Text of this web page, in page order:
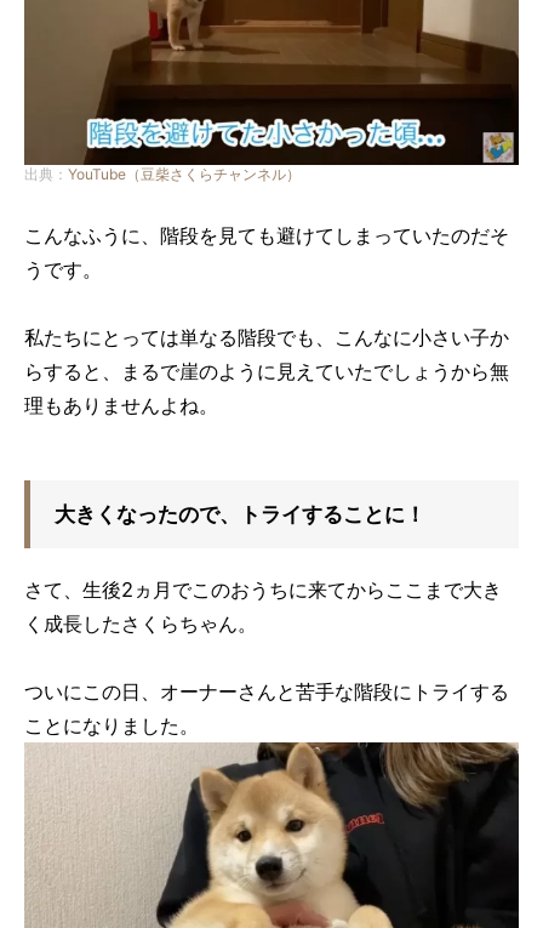
出典： YouTube（豆柴さくらチャンネル）
こんなふうに、階段を見ても避けてしまっていたのだそ
うです。
私たちにとっては単なる階段でも、こんなに小さい子か
らすると、まるで崖のように見えていたでしょうから無
理もありませんよね。
大きくなったので、トライすることに！
さて、生後2ヵ月でこのおうちに来てからここまで大き
く成長したさくらちゃん。
ついにこの日、オーナーさんと苦手な階段にトライする
ことになりました。